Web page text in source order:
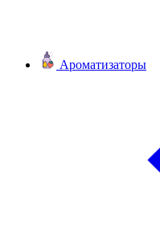
Ароматизаторы